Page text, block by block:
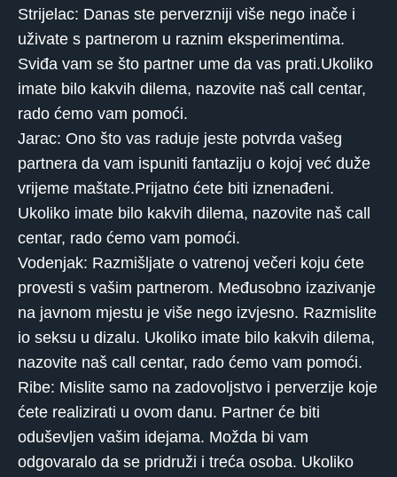
Strijelac: Danas ste perverzniji više nego inače i
uživate s partnerom u raznim eksperimentima.
Sviđa vam se što partner ume da vas prati.Ukoliko
imate bilo kakvih dilema, nazovite naš call centar,
rado ćemo vam pomoći.
Jarac: Ono što vas raduje jeste potvrda vašeg
partnera da vam ispuniti fantaziju o kojoj već duže
vrijeme maštate.Prijatno ćete biti iznenađeni.
Ukoliko imate bilo kakvih dilema, nazovite naš call
centar, rado ćemo vam pomoći.
Vodenjak: Razmišljate o vatrenoj večeri koju ćete
provesti s vašim partnerom. Međusobno izazivanje
na javnom mjestu je više nego izvjesno. Razmislite
io seksu u dizalu. Ukoliko imate bilo kakvih dilema,
nazovite naš call centar, rado ćemo vam pomoći.
Ribe: Mislite samo na zadovoljstvo i perverzije koje
ćete realizirati u ovom danu. Partner će biti
oduševljen vašim idejama. Možda bi vam
odgovaralo da se pridruži i treća osoba. Ukoliko